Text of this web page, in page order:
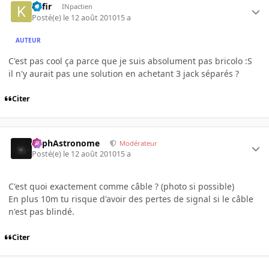
Kafir INpactien
Posté(e) le 12 août 201015 a
AUTEUR
C'est pas cool ça parce que je suis absolument pas bricolo :S
il n'y aurait pas une solution en achetant 3 jack séparés ?
Citer
RaphAstronome Modérateur
Posté(e) le 12 août 201015 a
C'est quoi exactement comme câble ? (photo si possible)
En plus 10m tu risque d'avoir des pertes de signal si le câble
n'est pas blindé.
Citer